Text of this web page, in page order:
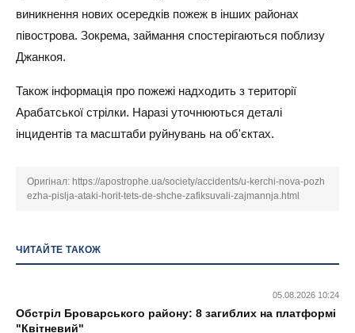
виникнення нових осередків пожеж в інших районах
півострова. Зокрема, займання спостерігаються поблизу
Джанкоя.
Також інформація про пожежі надходить з території
Арабатської стрілки. Наразі уточнюються деталі
інцидентів та масштаби руйнувань на об'єктах.
Оригінал: https://apostrophe.ua/society/accidents/u-kerchi-nova-pozh
ezha-pislja-ataki-horit-tets-de-shche-zafiksuvali-zajmannja.html
ЧИТАЙТЕ ТАКОЖ
05.08.2026 10:24
Обстріл Броварського району: 8 загиблих на платформі
"Квітневий"